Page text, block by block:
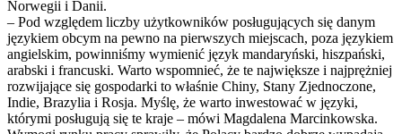
Norwegii i Danii.
– Pod względem liczby użytkowników posługujących się danym
językiem obcym na pewno na pierwszych miejscach, poza językiem
angielskim, powinniśmy wymienić język mandaryński, hiszpański,
arabski i francuski. Warto wspomnieć, że te największe i najprężniej
rozwijające się gospodarki to właśnie Chiny, Stany Zjednoczone,
Indie, Brazylia i Rosja. Myślę, że warto inwestować w języki,
którymi posługują się te kraje – mówi Magdalena Marcinkowska.